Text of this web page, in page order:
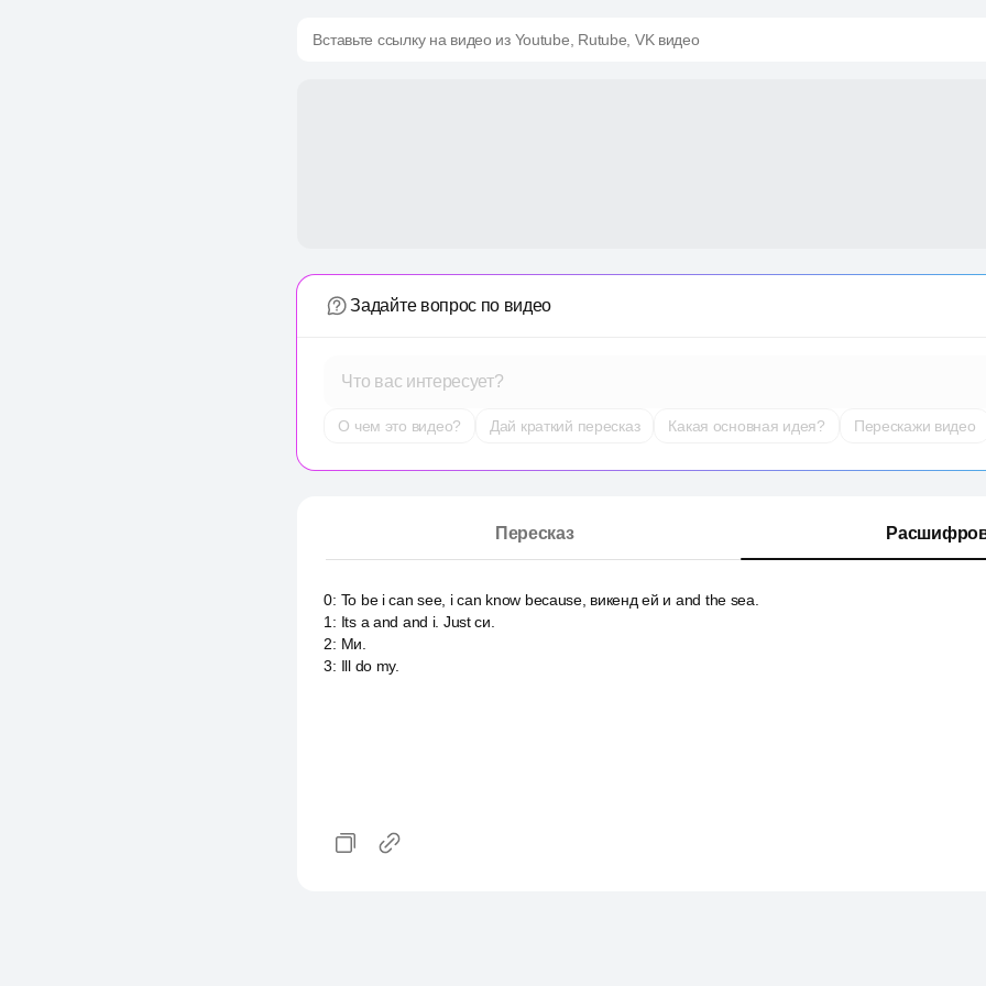
Вставьте ссылку на видео из Youtube, Rutube, VK видео
Задайте вопрос по видео
Что вас интересует?
О чем это видео? Дай краткий пересказ Какая основная идея? Перескажи видео
Пересказ
0: To be i can see, i can know because, викенд ей и and the sea.
1 : Its a and and i. Just си.
2: Ми.
3: Ill do my.